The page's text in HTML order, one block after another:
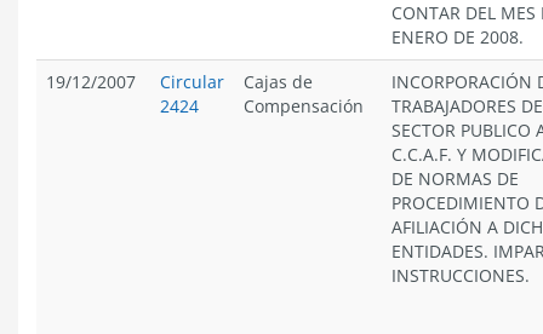
CONTAR DEL MES
ENERO DE 2008.
19/12/2007
Circular
2424
Cajas de
Compensación
INCORPORACIÓN
TRABAJADORES
SECTOR PUBLICO
C.C.A.F. Y
DE NORMAS DE
PROCEDIMIENTO
AFILIACIÓN A
ENTIDADES.
INSTRUCCIONES.